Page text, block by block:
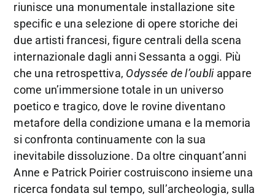
riunisce una monumentale installazione site
specific e una selezione di opere storiche dei
due artisti francesi, figure centrali della scena
internazionale dagli anni Sessanta a oggi. Più
che una retrospettiva, Odyssée de l’oubliappare
come un’immersione totale in un universo
poetico e tragico, dove le rovine diventano
metafore della condizione umana e la memoria
si confronta continuamente con la sua
inevitabile dissoluzione. Da oltre cinquant’anni
Anne e Patrick Poirier costruiscono insieme una
ricerca fondata sul tempo, sull’archeologia, sulla